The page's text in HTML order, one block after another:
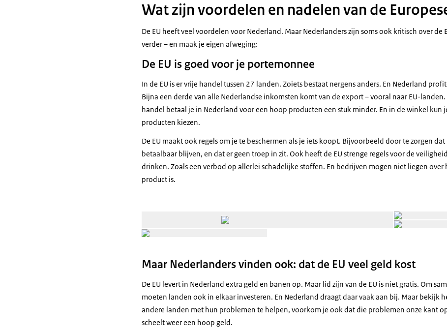
Wat zijn voordelen en nadelen van de
De EU heeft veel voordelen voor Nederland. Maar Nederlanders zijn soms ook kritisch over de
verder – en maak je eigen afweging:
De EU is goed voor je portemonnee
In de EU is er vrije handel tussen 27 landen. Zoiets bestaat nergens anders. En Nederland
Bijna een derde van alle Nederlandse inkomsten komt van de export – vooral naar EU-
handel betaal je in Nederland voor een hoop producten een stuk minder. En in de winkel kun
producten kiezen.
De EU maakt ook regels om je te beschermen als je iets koopt. Bijvoorbeeld door te zorgen
betaalbaar blijven, en dat er geen troep in zit. Ook heeft de EU strenge regels voor de
drinken. Zoals een verbod op allerlei schadelijke stoffen. En bedrijven mogen niet liegen over
product is.
Open de galerij in vergrote weergave
Maar Nederlanders vinden ook: dat de EU veel geld kost
De EU levert in Nederland extra geld en banen op. Maar lid zijn van de EU is niet gratis. Om
moeten landen ook in elkaar investeren. En Nederland draagt daar vaak aan bij. Maar bekijk
andere landen met hun problemen te helpen, voorkom je ook dat die problemen onze kant
scheelt weer een hoop geld.